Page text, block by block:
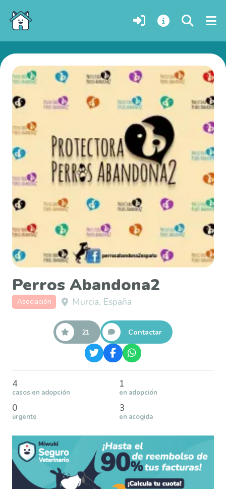
Perros Abandona2
Asociación Murcia, España
21 Contactar
4
casos en adopción
1
en adopción
0
urgente
3
en acogida